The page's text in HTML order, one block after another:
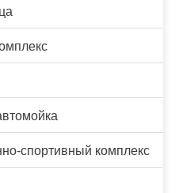
спортивный комплекс